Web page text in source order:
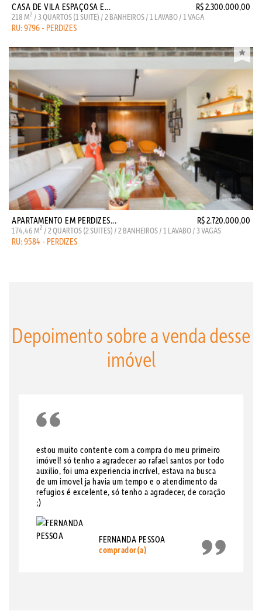
CASA DE VILA ESPAÇOSA E... R$ 2.300.000,00
218 M2 / 3 QUARTOS (1 SUITE) / 2 BANHEIROS / 1 LAVABO / 1 VAGA
RU: 9796 - PERDIZES
APARTAMENTO EM PERDIZES... R$ 2.720.000,00
174,46 M2 / 2 QUARTOS (2 SUITES) / 2 BANHEIROS / 1 LAVABO / 3 VAGAS
RU: 9584 - PERDIZES
Depoimento sobre a venda desse
imóvel
estou muito contente com a compra do meu primeiro
imóvel! só tenho a agradecer ao rafael santos por todo
auxilio, foi uma experiencia incrível, estava na busca
de um imovel ja havia um tempo e o atendimento da
refugios é excelente, só tenho a agradecer, de coração
;)
FERNANDA PESSOA
comprador(a)